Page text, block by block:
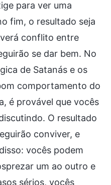
para ver uma
fim, o resultado seja
conflito entre
se dar bem. No
de Satanás e os
comportamento do
é provável que vocês
O resultado
conviver, e
vocês podem
um ao outro e
sérios, vocês